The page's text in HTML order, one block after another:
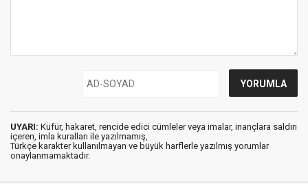
UYARI: Küfür, hakaret, rencide edici cümleler veya imalar, inançlara saldırı
içeren, imla kuralları ile yazılmamış,
Türkçe karakter kullanılmayan ve büyük harflerle yazılmış yorumlar
onaylanmamaktadır.